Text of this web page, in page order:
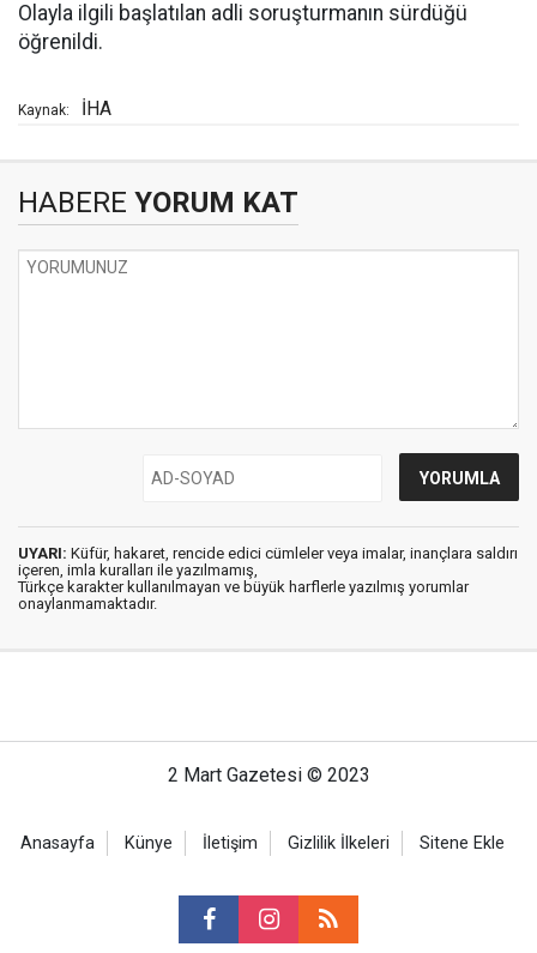
Olayla ilgili başlatılan adli soruşturmanın sürdüğü
öğrenildi.
Kaynak: İHA
HABERE YORUM KAT
UYARI: Küfür, hakaret, rencide edici cümleler veya imalar, inançlara saldırı
içeren, imla kuralları ile yazılmamış,
Türkçe karakter kullanılmayan ve büyük harflerle yazılmış yorumlar
onaylanmamaktadır.
2 Mart Gazetesi © 2023
Anasayfa Künye İletişim Gizlilik İlkeleri Sitene Ekle